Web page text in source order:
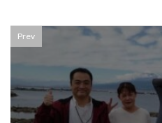
Prev